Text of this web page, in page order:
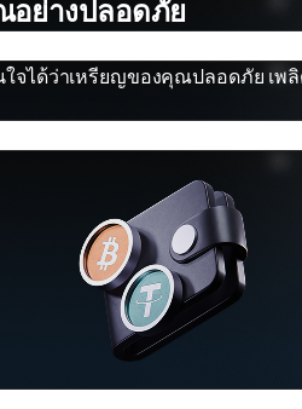
อย่างปลอดภัย
ได้ว่าเหรียญของคุณปลอดภัย เพลิ